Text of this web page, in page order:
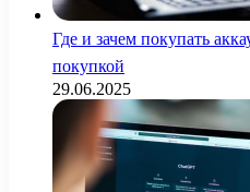
Где и зачем покупать
покупкой
29.06.2025